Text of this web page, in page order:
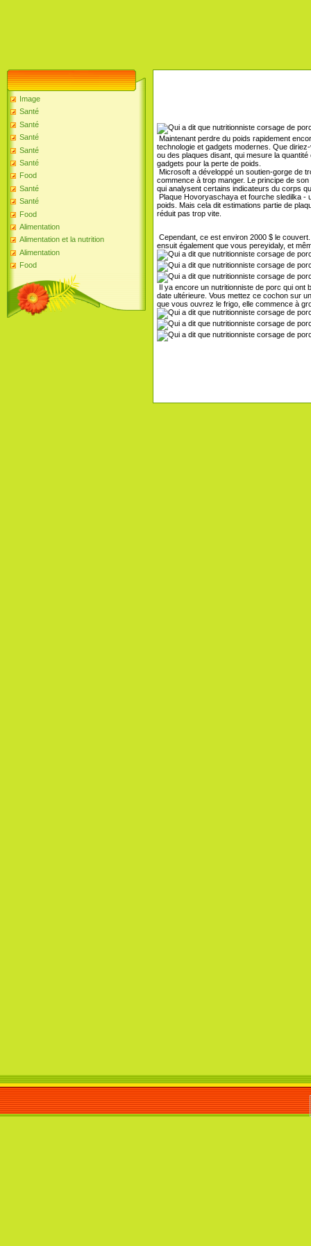
Image
Santé
Santé
Santé
Santé
Santé
Food
Santé
Santé
Food
Alimentation
Alimentation et la nutrition
Alimentation
Food
Maintenant perdre du poids rapidement
technologie et gadgets modernes. Que
ou des plaques disant, qui mesure la
gadgets pour la perte de poids.
Microsoft a développé un soutien-gorge de
commence à trop manger. Le principe de
qui analysent certains indicateurs du corps
Plaque Hovoryaschaya et fourche sledilka -
poids. Mais cela dit estimations partie de
réduit pas trop vite.
Cependant, ce est environ 2000 $ le
ensuit également que vous pereyidaly, et
Il ya encore un nutritionniste de porc qui
date ultérieure. Vous mettez ce cochon sur
que vous ouvrez le frigo, elle commence à